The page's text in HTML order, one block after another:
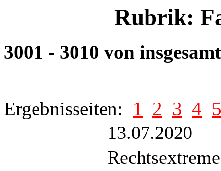
Rubrik:
3001 - 3010 von
Ergebnisseiten: 1 2 3 4 5
13.07.2020